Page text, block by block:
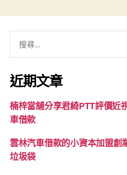
關
鍵
字:
近期文章
楠梓當舖分享君綺PTT評價近
車借款
雲林汽車借款的小資本加盟創
垃圾袋